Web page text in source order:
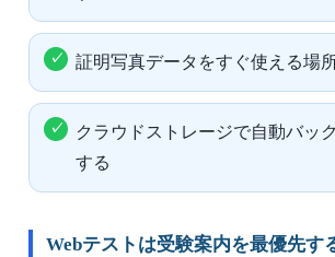
証明写真データをすぐ使える場
クラウドストレージで自動バッ
する
Webテストは受験案内を最優先す